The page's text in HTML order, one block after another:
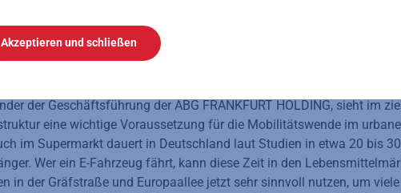
Akzeptieren und schließen
und zukunftsorientierte Lösungen geschaffen werden können.
für die hervorragende Kooperation und das gemeinsame
der Geschäftsführung der ABG FRANKFURT HOLDING, sieht im
eine wichtige Voraussetzung für die Mobilitätswende im
im Supermarkt dauert in Deutschland laut Studien in etwa 20 bis
Wer ein E-Fahrzeug fährt, kann diese Zeit in den
in der Gräfstraße und Europaallee jetzt sehr sinnvoll nutzen, um